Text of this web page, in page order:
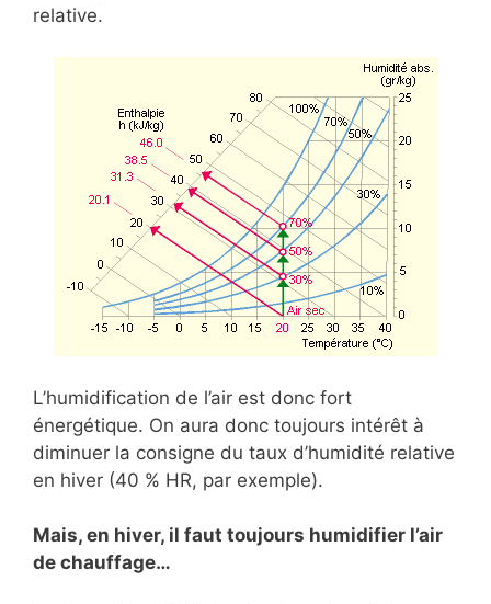
relative.
L’humidification de l’air est donc fort
énergétique. On aura donc toujours intérêt à
diminuer la consigne du taux d’humidité relative
en hiver (40 % HR, par exemple).
Mais, en hiver, il faut toujours humidifier l’air
de chauffage…